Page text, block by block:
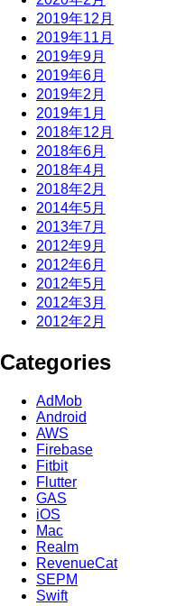
2019年12月
2019年11月
2019年9月
2019年6月
2019年2月
2019年1月
2018年12月
2018年6月
2018年4月
2018年2月
2014年5月
2013年7月
2012年9月
2012年6月
2012年5月
2012年3月
2012年2月
Categories
AdMob
Android
AWS
Firebase
Fitbit
Flutter
GAS
iOS
Mac
Realm
RevenueCat
SEPM
Swift